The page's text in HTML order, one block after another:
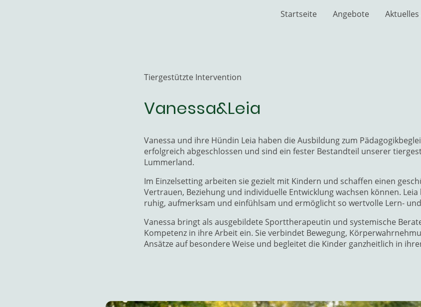
Startseite Angebote Aktuelles
Tiergestützte Intervention
Vanessa&Leia
Vanessa und ihre Hündin Leia haben die Ausbildung zum
erfolgreich abgeschlossen und sind ein fester Bestandteil unserer
Lummerland.
Im Einzelsetting arbeiten sie gezielt mit Kindern und schaffen einen
Vertrauen, Beziehung und individuelle Entwicklung wachsen können.
ruhig, aufmerksam und einfühlsam und ermöglicht so wertvolle Lern-
Vanessa bringt als ausgebildete Sporttherapeutin und systemische
Kompetenz in ihre Arbeit ein. Sie verbindet Bewegung,
Ansätze auf besondere Weise und begleitet die Kinder ganzheitlich in